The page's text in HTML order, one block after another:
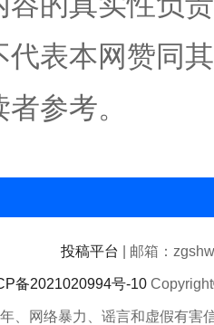
代表本网赞同
参考。
投稿平台 | 邮箱：
备2021020994号-10
、网络暴力、谣言和虚假有